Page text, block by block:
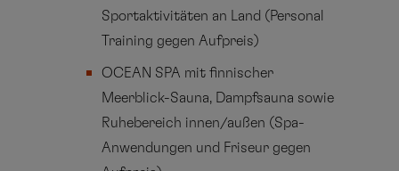
Sportaktivitäten an Land (Personal
Training gegen Aufpreis)
OCEAN SPA mit finnischer
Meerblick-Sauna, Dampfsauna sowie
Ruhebereich innen/außen (Spa-
Anwendungen und Friseur gegen